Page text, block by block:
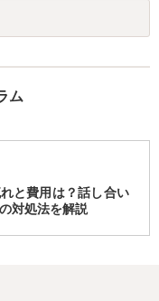
脳梗塞で倒れたようで
護士の判断で復代理を
なのかという問題もあ
ム
と費用は？話し合い
対処法を解説